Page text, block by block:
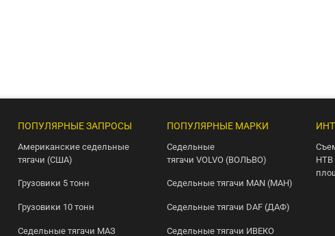
ПОПУЛЯРНЫЕ ЗАПРОСЫ
Американские седельные
тягачи (США)
Грузовики 5 тонн
Грузовики 10 тонн
Седельные тягачи МАЗ
ПОПУЛЯРНЫЕ МАРКИ
Седельные
тягачи VOLVO (ВОЛЬВО)
Седельные тягачи MAN (МАН)
Седельные тягачи DAF (ДАФ)
Седельные тягачи ИВЕКО
НТВ